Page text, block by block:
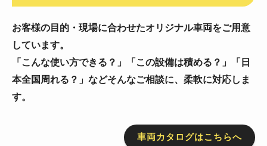
お客様の目的・現場に合わせたオリジナル車両をご用意
しています。
「こんな使い方できる？」「この設備は積める？」「日
本全国周れる？」などそんなご相談に、柔軟に対応しま
す。
車両カタログはこちらへ